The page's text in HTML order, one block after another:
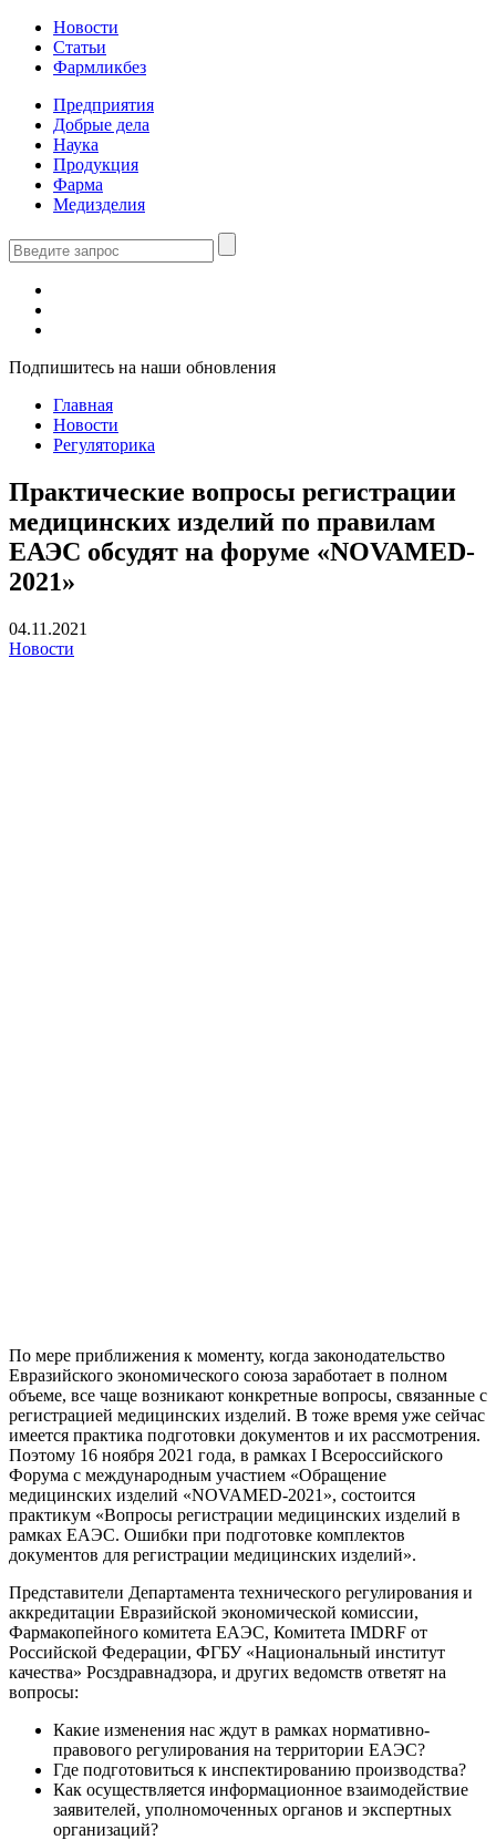
Новости
Статьи
Фармликбез
Предприятия
Добрые дела
Наука
Продукция
Фарма
Медизделия
Подпишитесь на наши обновления
Главная
Новости
Регуляторика
Практические вопросы регистрации
медицинских изделий по правилам
ЕАЭС обсудят на форуме «NOVAMED-
2021»
04.11.2021
Новости
По мере приближения к моменту, когда законодательство
Евразийского экономического союза заработает в полном
объеме, все чаще возникают конкретные вопросы, связанные с
регистрацией медицинских изделий. В тоже время уже сейчас
имеется практика подготовки документов и их рассмотрения.
Поэтому 16 ноября 2021 года, в рамках I Всероссийского
Форума с международным участием «Обращение
медицинских изделий «NOVAMED-2021», состоится
практикум «Вопросы регистрации медицинских изделий в
рамках ЕАЭС. Ошибки при подготовке комплектов
документов для регистрации медицинских изделий».
Представители Департамента технического регулирования и
аккредитации Евразийской экономической комиссии,
Фармакопейного комитета ЕАЭС, Комитета IMDRF от
Российской Федерации, ФГБУ «Национальный институт
качества» Росздравнадзора, и других ведомств ответят на
вопросы:
Какие изменения нас ждут в рамках нормативно-
правового регулирования на территории ЕАЭС?
Где подготовиться к инспектированию производства?
Как осуществляется информационное взаимодействие
заявителей, уполномоченных органов и экспертных
организаций?